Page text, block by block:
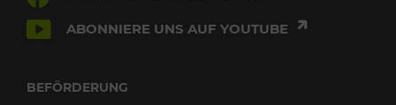
ABONNIERE UNS AUF YOUTUBE
BEFÖRDERUNG